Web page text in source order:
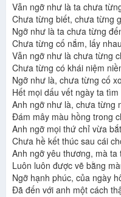
Vẫn ngỡ như là ta chưa
Chưa từng biết, chưa từng
Ngỡ như là ta chưa từng
Chưa từng cố nắm, lấy
Vẫn ngỡ như là chưa từng
Chưa từng có khái niệm
Ngỡ như là, chưa từng cố
Hết mọi dấu vết ngày ta tìm
Anh ngỡ như là, chưa từng
Đám mây màu hồng trong
Anh ngỡ mọi thứ chỉ vừa
Chưa hề kết thúc sau cái
Anh ngỡ yêu thương, mà ta
Luôn luôn được vẽ bằng
Ngỡ hạnh phúc, của ngày
Đã đến với anh một cách